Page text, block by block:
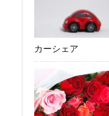
カーシェア